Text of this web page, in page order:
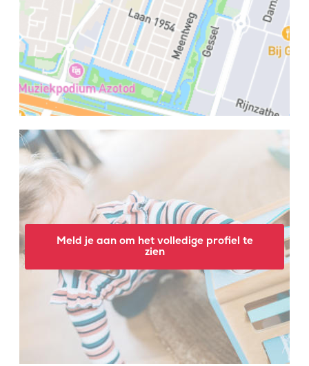
Meld je aan om het volledige profiel te
zien